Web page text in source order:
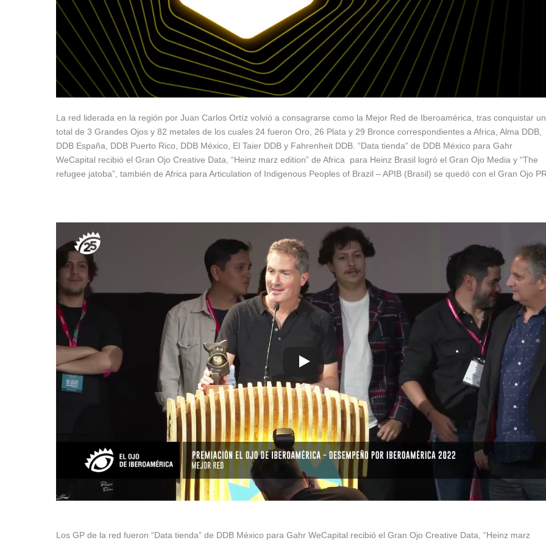
La red liderada en la región por Juan Carlos Ortíz volvió a consagrarse como la Mejor Red de Iberoamérica, tras conquistar un
total de 3 Grandes Ojos y 82 metales de los cuales 24 fueron Oro, 26 Plata y 29 Bronce correspondientes a Africa, Alma DDB,
DDB España, DDB Puerto Rico, DDB México, El Taier DDB y Fahrenheit DDB. “Data tienda” de DDB México para Gahr
WeCapital recibió el Gran Ojo Creative Data, “Heinz marz edition” de Africa
para Heinz Brasil logró el Gran Ojo Media y “The
refugee jatoba”, también de Africa para Articulation of Indigenous Peoples of Brazil – APIB (Brasil) se quedó con el Gran Ojo
Los GP de la red fueron “Data tienda” de DDB México para Gahr WeCapital recibió el Gran Ojo Creative Data, “Heinz marz